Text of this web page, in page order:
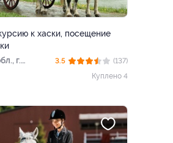
к хаски, посещение
г.
Лесная,
3.5
(137)
Куплено 4